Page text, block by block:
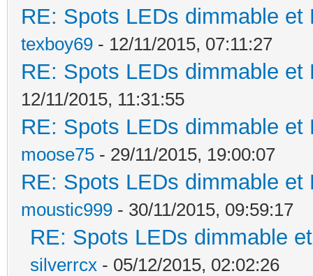
RE: Spots LEDs dimmable
texboy69 - 12/11/2015, 07:11:27
RE: Spots LEDs dimmable
12/11/2015, 11:31:55
RE: Spots LEDs dimmable
moose75 - 29/11/2015, 19:00:07
RE: Spots LEDs dimmable
moustic999 - 30/11/2015, 09:59:17
RE: Spots LEDs dimmable
silverrcx - 05/12/2015, 02:02:26